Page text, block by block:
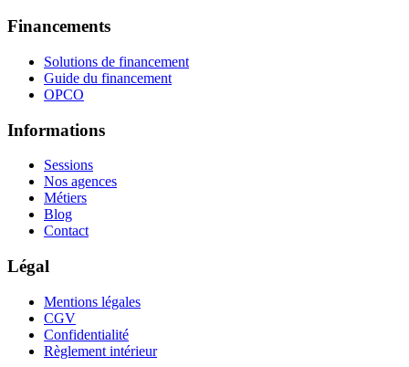
Financements
Solutions de financement
Guide du financement
OPCO
Informations
Sessions
Nos agences
Métiers
Blog
Contact
Légal
Mentions légales
CGV
Confidentialité
Règlement intérieur